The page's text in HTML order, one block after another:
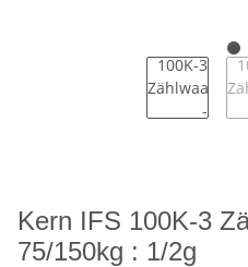
Kern IFS 100K-3
75/150kg : 1/2g